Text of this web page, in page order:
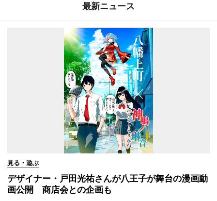
最新ニュース
見る・遊ぶ
デザイナー・戸田光祐さんが八王子が舞台の漫画動
画公開 商店会との企画も